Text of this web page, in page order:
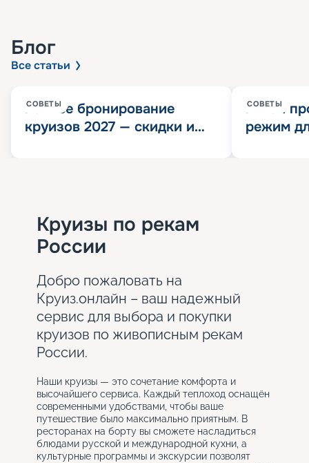
Блог
Все статьи
СОВЕТЫ
Раннее бронирование
круизов 2027 — скидки и
СОВЕТЫ
Китай
режим
Круизы по рекам
России
Добро пожаловать на
Круиз.онлайн – ваш надежный
сервис для выбора и покупки
круизов по живописным рекам
России.
Наши круизы — это сочетание комфорта и
высочайшего сервиса. Каждый теплоход оснащён
современными удобствами, чтобы ваше
путешествие было максимально приятным. В
ресторанах на борту вы сможете насладиться
блюдами русской и международной кухни, а
культурные программы и экскурсии позволят